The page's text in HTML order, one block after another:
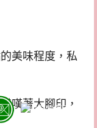
美味程度，私
嘆著大腳印，